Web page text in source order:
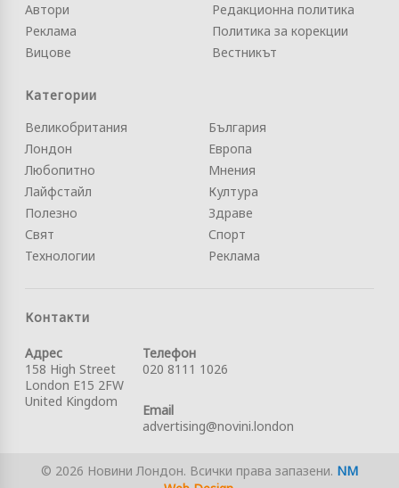
Автори
Реклама
Вицове
Редакционна политика
Политика за корекции
Вестникът
Категории
Великобритания
Лондон
Любопитно
Лайфстайл
Полезно
Свят
Технологии
България
Европа
Мнения
Култура
Здраве
Спорт
Реклама
Контакти
Адрес
158 High Street
London E15 2FW
United Kingdom
Телефон
020 8111 1026
Email
advertising@novini.london
© 2026 Новини Лондон. Всички права запазени. NM